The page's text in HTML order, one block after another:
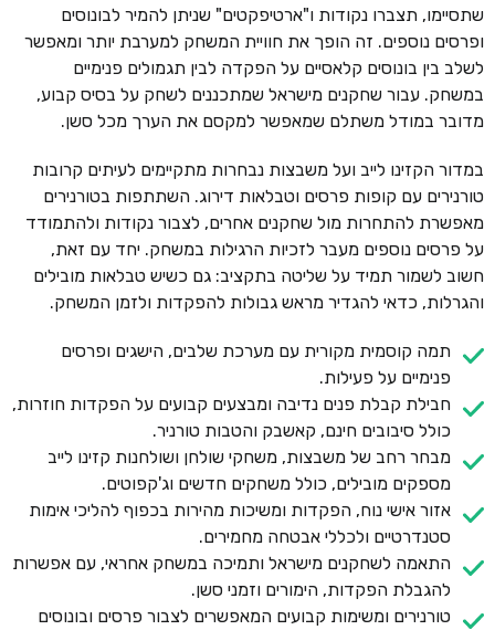
שתסיימו, תצברו נקודות ו"ארטיפקטים" שניתן להמיר לבונוסים
ופרסים נוספים. זה הופך את חוויית המשחק למערבת יותר ומאפשר
לשלב בין בונוסים קלאסיים על הפקדה לבין תגמולים פנימיים
במשחק. עבור שחקנים מישראל שמתכננים לשחק על בסיס קבוע,
מדובר במודל משתלם שמאפשר למקסם את הערך מכל סשן.
במדור הקזינו לייב ועל משבצות נבחרות מתקיימים לעיתים קרובות
טורנירים עם קופות פרסים וטבלאות דירוג. השתתפות בטורנירים
מאפשרת להתחרות מול שחקנים אחרים, לצבור נקודות ולהתמודד
על פרסים נוספים מעבר לזכיות הרגילות במשחק. יחד עם זאת,
חשוב לשמור תמיד על שליטה בתקציב: גם כשיש טבלאות מובילים
והגרלות, כדאי להגדיר מראש גבולות להפקדות ולזמן המשחק.
תמה קוסמית מקורית עם מערכת שלבים, הישגים ופרסים
פנימיים על פעילות.
חבילת קבלת פנים נדיבה ומבצעים קבועים על הפקדות חוזרות,
כולל סיבובים חינם, קאשבק והטבות טורניר.
מבחר רחב של משבצות, משחקי שולחן ושולחנות קזינו לייב
מספקים מובילים, כולל משחקים חדשים וג'קפוטים.
אזור אישי נוח, הפקדות ומשיכות מהירות בכפוף להליכי אימות
סטנדרטיים ולכללי אבטחה מחמירים.
התאמה לשחקנים מישראל ותמיכה במשחק אחראי, עם אפשרות
להגבלת הפקדות, הימורים וזמני סשן.
טורנירים ומשימות קבועים המאפשרים לצבור פרסים ובונוסים